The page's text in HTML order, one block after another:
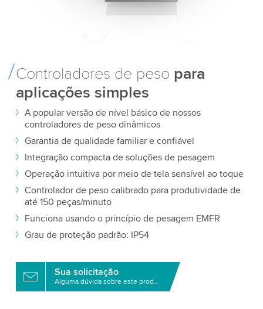
Controladores de peso para
aplicações simples
A popular versão de nível básico de nossos
controladores de peso dinâmicos
Garantia de qualidade familiar e confiável
Integração compacta de soluções de pesagem
Operação intuitiva por meio de tela sensível ao toque
Controlador de peso calibrado para produtividade de
até 150 peças/minuto
Funciona usando o princípio de pesagem EMFR
Grau de proteção padrão: IP54
Sua solicitação
Alguma dúvida sobre este produto?